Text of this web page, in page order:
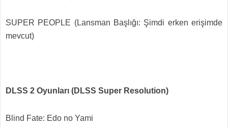
SUPER PEOPLE (Lansman Başlığı: Şimdi erken erişimde
mevcut)
DLSS 2 Oyunları (DLSS Super Resolution)
Blind Fate: Edo no Yami